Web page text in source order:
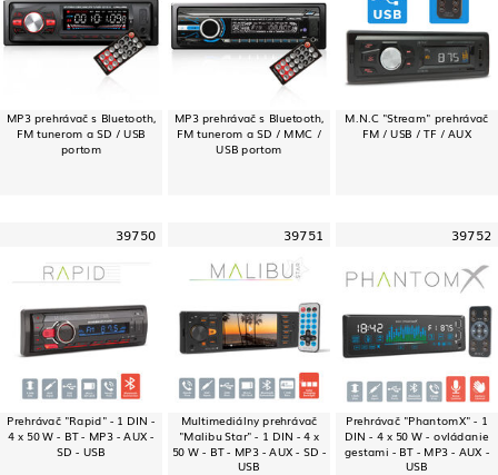
MP3 prehrávač s Bluetooth,
FM tunerom a SD / USB
portom
MP3 prehrávač s Bluetooth,
FM tunerom a SD / MMC /
USB portom
M.N.C "Stream" prehrávač
FM / USB / TF / AUX
39750
Prehrávač "Rapid" - 1 DIN -
4 x 50 W - BT - MP3 - AUX -
SD - USB
39751
Multimediálny prehrávač
"Malibu Star" - 1 DIN - 4 x
50 W - BT - MP3 - AUX - SD -
USB
39752
Prehrávač "PhantomX" - 1
DIN - 4 x 50 W - ovládanie
gestami - BT - MP3 - AUX -
USB